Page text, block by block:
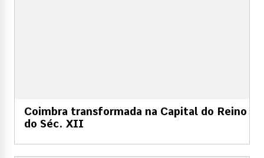
Coimbra transformada na Capital do Reino
do Séc. XII